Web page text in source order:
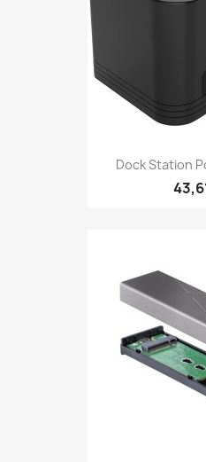
Dock Station